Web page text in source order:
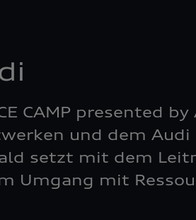
CAMP presented by
und dem Audi
setzt mit dem
Umgang mit